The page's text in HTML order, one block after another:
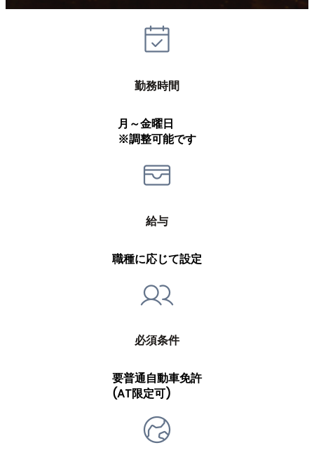
勤務時間
月～金曜日
※調整可能です
給与
職種に応じて設定
必須条件
要普通自動車免許
(AT限定可)